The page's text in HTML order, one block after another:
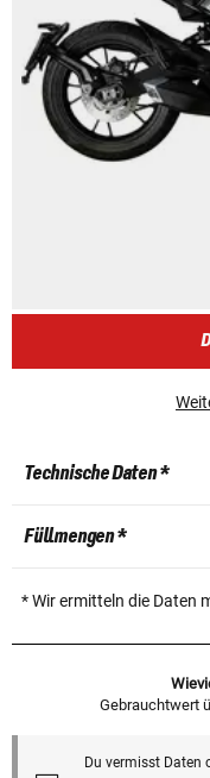
Technische Daten *
Füllmengen *
* Wir ermitteln die Daten
Gebrauchtwert
Du vermisst Daten